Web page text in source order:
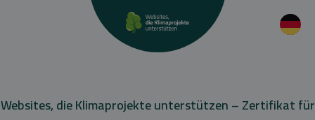
Websites, die Klimaprojekte unterstützen – Zertifikat für